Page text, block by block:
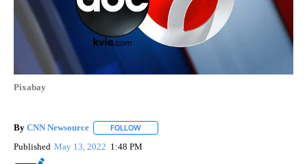
Pixabay
By CNN Newsource FOLLOW
Published May 13, 2022 1:48 PM